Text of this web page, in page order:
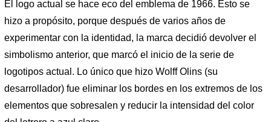
El logo actual se hace eco del emblema de 1966. Esto se
hizo a propósito, porque después de varios años de
experimentar con la identidad, la marca decidió devolver el
simbolismo anterior, que marcó el inicio de la serie de
logotipos actual. Lo único que hizo Wolff Olins (su
desarrollador) fue eliminar los bordes en los extremos de los
elementos que sobresalen y reducir la intensidad del color